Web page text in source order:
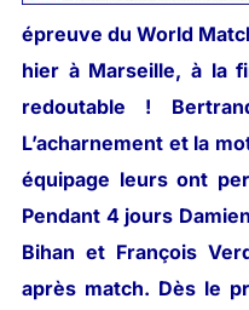
épreuve du World
hier à Marseille, à la
redoutable !
L’acharnement et la
équipage leurs ont
Pendant 4 jours
Bihan et François
après match. Dès le